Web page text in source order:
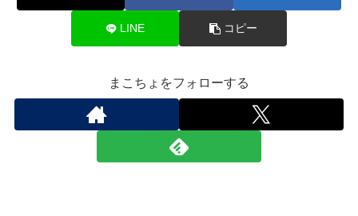
LINE コピー
まこちょをフォローする